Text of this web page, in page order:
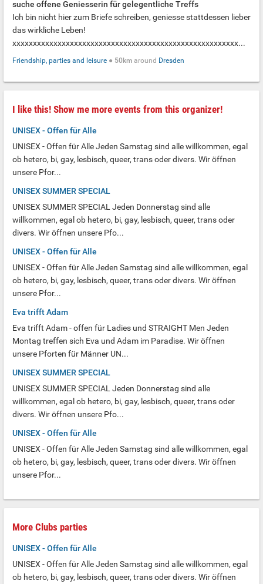
suche offene Geniesserin für gelegentliche Treffs
Ich bin nicht hier zum Briefe schreiben, geniesse stattdessen lieber
das wirkliche Leben!
xxxxxxxxxxxxxxxxxxxxxxxxxxxxxxxxxxxxxxxxxxxxxxxxxxxxxxx...
Friendship, parties and leisure ● 50km around Dresden
I like this! Show me more events from this organizer!
UNISEX - Offen für Alle
UNISEX - Offen für Alle Jeden Samstag sind alle willkommen, egal
ob hetero, bi, gay, lesbisch, queer, trans oder divers. Wir öffnen
unsere Pfor...
UNISEX SUMMER SPECIAL
UNISEX SUMMER SPECIAL Jeden Donnerstag sind alle
willkommen, egal ob hetero, bi, gay, lesbisch, queer, trans oder
divers. Wir öffnen unsere Pfo...
UNISEX - Offen für Alle
UNISEX - Offen für Alle Jeden Samstag sind alle willkommen, egal
ob hetero, bi, gay, lesbisch, queer, trans oder divers. Wir öffnen
unsere Pfor...
Eva trifft Adam
Eva trifft Adam - offen für Ladies und STRAIGHT Men Jeden
Montag treffen sich Eva und Adam im Paradise. Wir öffnen
unsere Pforten für Männer UN...
UNISEX SUMMER SPECIAL
UNISEX SUMMER SPECIAL Jeden Donnerstag sind alle
willkommen, egal ob hetero, bi, gay, lesbisch, queer, trans oder
divers. Wir öffnen unsere Pfo...
UNISEX - Offen für Alle
UNISEX - Offen für Alle Jeden Samstag sind alle willkommen, egal
ob hetero, bi, gay, lesbisch, queer, trans oder divers. Wir öffnen
unsere Pfor...
More Clubs parties
UNISEX - Offen für Alle
UNISEX - Offen für Alle Jeden Samstag sind alle willkommen, egal
ob hetero, bi, gay, lesbisch, queer, trans oder divers. Wir öffnen